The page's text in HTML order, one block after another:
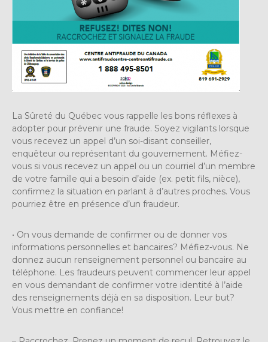
La Sûreté du Québec vous rappelle les bons réflexes à
adopter pour prévenir une fraude. Soyez vigilants lorsque
vous recevez un appel d’un soi-disant conseiller,
enquêteur ou représentant du gouvernement. Méfiez-
vous si vous recevez un appel ou un courriel d’un membre
de votre famille qui a besoin d’aide (ex. petit fils, nièce),
confirmez la situation en parlant à d’autres proches. Vous
pourriez être en présence d’un fraudeur.
• On vous demande de confirmer ou de donner vos
informations personnelles et bancaires? Méfiez-vous. Ne
donnez aucun renseignement personnel ou bancaire au
téléphone. Les fraudeurs peuvent commencer leur appel
en vous demandant de confirmer votre identité à l’aide
des renseignements déjà en sa disposition. Leur but?
Vous mettre en confiance!